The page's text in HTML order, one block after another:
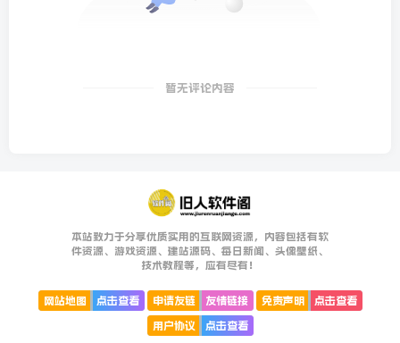
暂无评论内容
本站致力于分享优质实用的互联网资源，内容包括有软
件资源、游戏资源、建站源码、每日新闻、头像壁纸、
技术教程等，应有尽有！
网站地图 点击查看 申请友链 友情链接 免责声明
点击查看
用户协议
点击查看